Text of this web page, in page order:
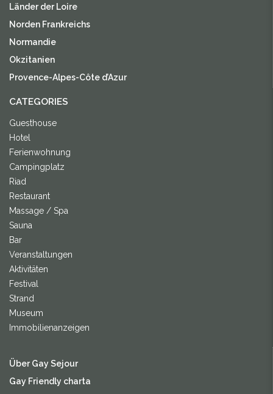
Länder der Loire
Norden Frankreichs
Normandie
Okzitanien
Provence-Alpes-Côte d’Azur
CATEGORIES
Guesthouse
Hotel
Ferienwohnung
Campingplatz
Riad
Restaurant
Massage / Spa
Sauna
Bar
Veranstaltungen
Aktivitäten
Festival
Strand
Museum
Immobilienanzeigen
Über Gay Sejour
Gay Friendly charta